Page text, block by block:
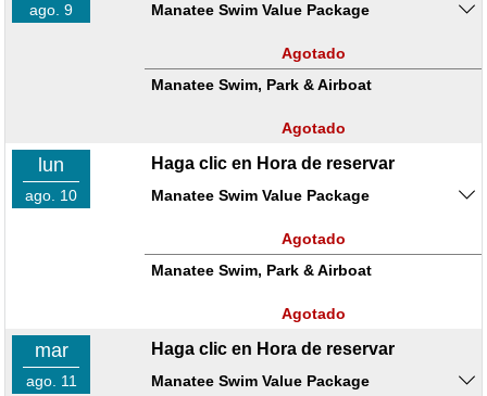
ago. 9 Manatee Swim Value Package
Agotado
Manatee Swim, Park & Airboat
Agotado
lun
ago. 10
Haga clic en Hora de reservar
Manatee Swim Value Package
Agotado
Manatee Swim, Park & Airboat
Agotado
mar
ago. 11
Haga clic en Hora de reservar
Manatee Swim Value Package